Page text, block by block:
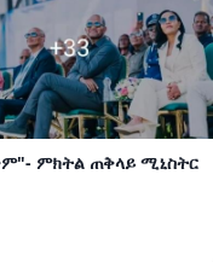
ምክትል ጠቅላይ ሚኒስትር